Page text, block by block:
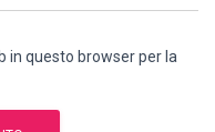
in questo browser per la